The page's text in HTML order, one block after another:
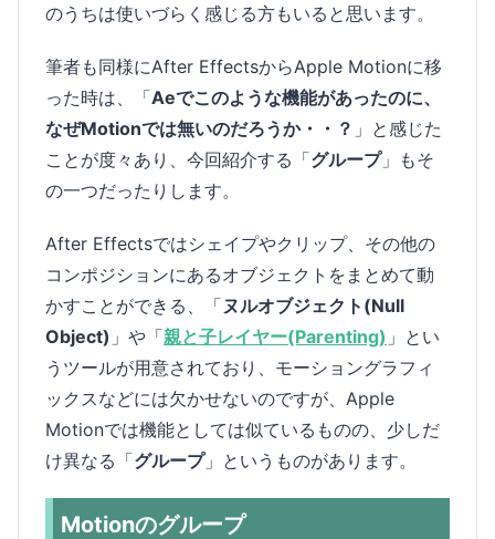
のうちは使いづらく感じる方もいると思います。
筆者も同様にAfter EffectsからApple Motionに移
った時は、「Aeでこのような機能があったのに、
なぜMotionでは無いのだろうか・・？ 」と感じた
ことが度々あり、今回紹介する「グループ」もそ
の一つだったりします。
After Effectsではシェイプやクリップ、その他の
コンポジションにあるオブジェクトをまとめて動
かすことができる、「 ヌルオブジェクト(Null
Object) 」や「親と子レイヤー(Parenting) 」とい
うツールが用意されており、モーショングラフィ
ックスなどには欠かせないのですが、Apple
Motionでは機能としては似ているものの、少しだ
け異なる「グループ」というものがあります。
Motionのグループ